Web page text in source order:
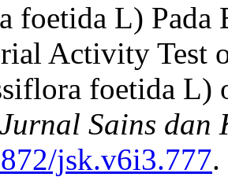
foetida L) Pada
Activity Test
foetida L)
Jurnal Sains dan
jsk.v6i3.777.